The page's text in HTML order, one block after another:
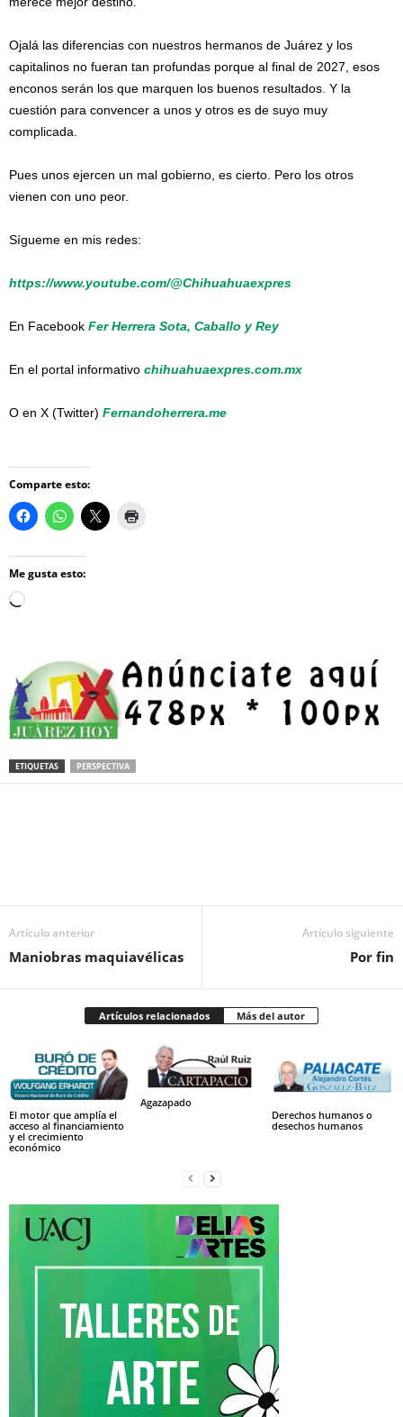
Ojalá las diferencias con nuestros hermanos de Juárez y los
capitalinos no fueran tan profundas porque al final de 2027, esos
enconos serán los que marquen los buenos resultados. Y la
cuestión para convencer a unos y otros es de suyo muy
complicada.
Pues unos ejercen un mal gobierno, es cierto. Pero los otros
vienen con uno peor.
Sígueme en mis redes:
https://www.youtube.com/@Chihuahuaexpres
En Facebook Fer Herrera Sota, Caballo y Rey
En el portal informativo chihuahuaexpres.com.mx
O en X (Twitter) Fernandoherrera.me
Comparte esto:
Me gusta esto:
Loading…
ETIQUETAS PERSPECTIVA
Artículo anterior
Maniobras maquiavélicas
Artículo siguiente
Por fin
Artículos relacionados Más del autor
El motor que amplía el
acceso al financiamiento
y el crecimiento
económico
Agazapado
Derechos humanos o
desechos humanos